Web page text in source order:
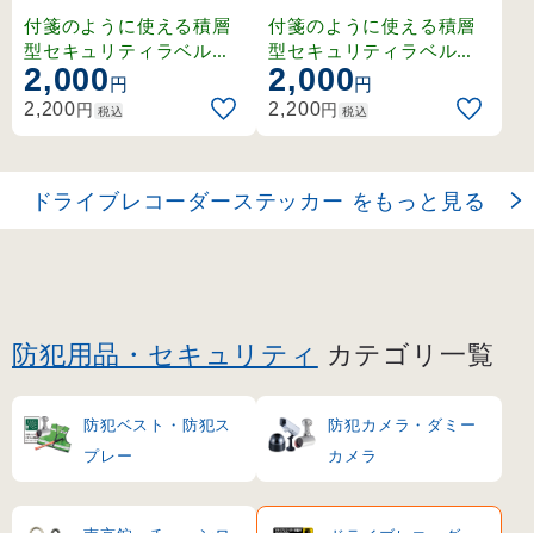
2048)
付箋のように使える積層
型セキュリティラベル。
剥がすと被着体にメッセ
ージが転写されます。
2,000円
2,200円 税込
2049)
付箋のように使える積層
型セキュリティラベル。
剥がすと被着体にメッセ
ージが転写されます。
2,000円
2,200円 税込
ドライブレコーダーステッカー をもっと見る
防犯用品・セキュリティ カテゴリ一覧
防犯ベスト・防犯ス
プレー
防犯カメラ・ダミー
カメラ